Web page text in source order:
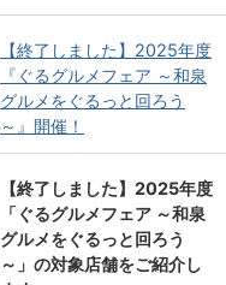
【終了しました】2025年度
『ぐるグルメフェア ～和泉
グルメをぐるっと回ろう
～』開催！
【終了しました】2025年度
「ぐるグルメフェア ～和泉
グルメをぐるっと回ろう
～」の対象店舗をご紹介し